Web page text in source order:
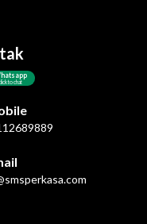
to chat